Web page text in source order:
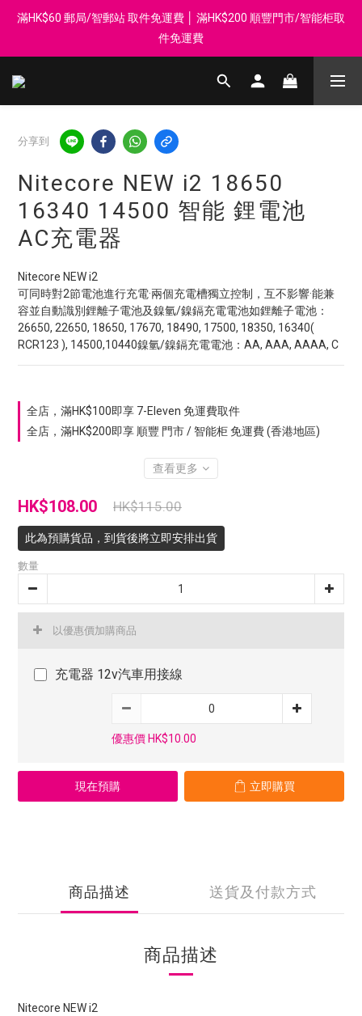
登記會員享每$50回贈$1 │ 滿HK$899 送 N-rit Campack Towel 吸
汗毛巾 韓國制 送完即止
滿HK$60 郵局/智郵站 取件免運費 │ 滿HK$200 順豐門市/智能柜取
件免運費
Whatsapp 98569349 │ 歡迎團體採購, 報價查詢, 接受採購卡
登記會員享每$50回贈$1 │ 滿HK$899 送 N-rit Campack Towel 吸
汗毛巾 韓國制 送完即止
分享到
Nitecore NEW i2 18650
16340 14500 智能 鋰電池
AC充電器
Nitecore NEW i2
可同時對2節電池進行充電·兩個充電槽獨立控制，互不影響·能兼
容並自動識別鋰離子電池及鎳氫/鎳鎘充電電池如鋰離子電池：
26650, 22650, 18650, 17670, 18490, 17500, 18350, 16340(
RCR123 ), 14500,10440鎳氫/鎳鎘充電電池：AA, AAA, AAAA, C
全店，滿HK$100即享 7-Eleven 免運費取件
全店，滿HK$200即享 順豐 門市 / 智能柜 免運費 (香港地區)
查看更多
HK$108.00 HK$115.00
此為預購貨品，到貨後將立即安排出貨
數量
以優惠價加購商品
充電器 12v汽車用接線
優惠價 HK$10.00
現在預購 立即購買
商品描述 送貨及付款方式
商品描述
Nitecore NEW i2